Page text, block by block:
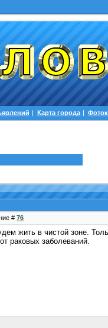
| Карта города |
# 76
жить в чистой зоне.
раковых заболеваний.